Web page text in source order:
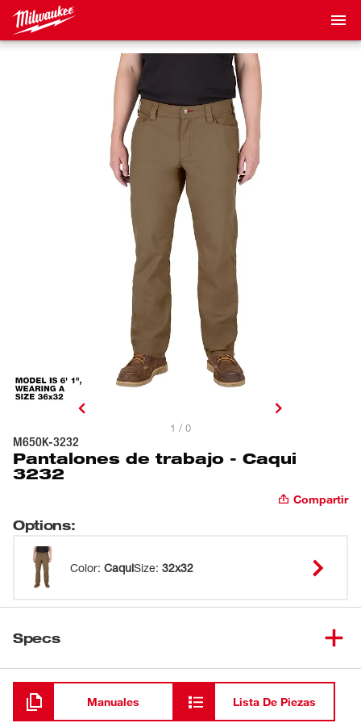
1 / 0
M650K-3232
Pantalones de trabajo - Caqui
3232
Compartir
Options:
Color: CaquiSize: 32x32
Specs
Cargando
Manuales Lista De Piezas